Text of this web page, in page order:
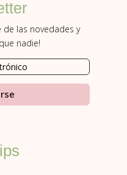
de las novedades y
nadie!